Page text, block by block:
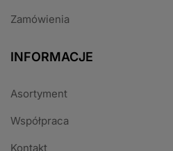
Zamówienia
INFORMACJE
Asortyment
Współpraca
Kontakt